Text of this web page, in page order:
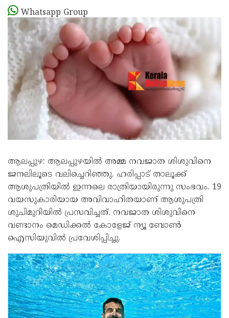
Whatsapp Group
ആലപ്പുഴ: ആലപ്പുഴയിൽ അമ്മ നവജാത ശിശുവിനെ
ജനലിലൂടെ വലിച്ചെറിഞ്ഞു. ഹരിപ്പാട് താലൂക്ക്
ആശുപത്രിയിൽ ഇന്നലെ രാത്രിയായിരുന്നു സംഭവം. 19
വയസുകാരിയായ അവിവാഹിതയാണ് ആശുപത്രി
ശുചിമുറിയിൽ പ്രസവിച്ചത്. നവജാത ശിശുവിനെ
വണ്ടാനം മെഡിക്കൽ കോളേജ് ന്യൂ ബോൺ
ഐസിയുവിൽ പ്രവേശിപ്പിച്ചു.